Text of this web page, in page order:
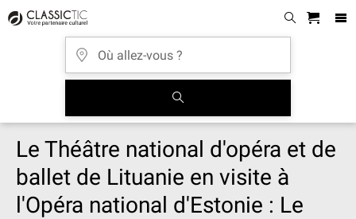
Le Théâtre national d'opéra et de
ballet de Lituanie en visite à
l'Opéra national d'Estonie : Le